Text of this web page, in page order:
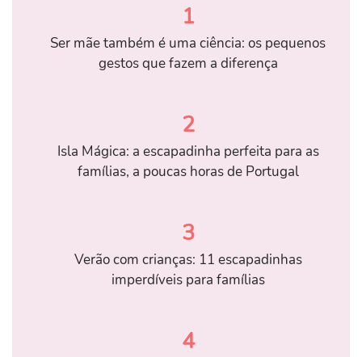
1
Ser mãe também é uma ciência: os pequenos
gestos que fazem a diferença
2
Isla Mágica: a escapadinha perfeita para as
famílias, a poucas horas de Portugal
3
Verão com crianças: 11 escapadinhas
imperdíveis para famílias
4